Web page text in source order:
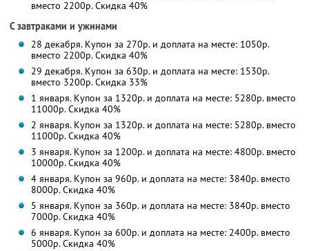
вместо 2200р. Скидка 40%
С завтраками и ужинами
28 декабря. Купон за 270р. и доплата на месте: 1050р.
вместо 2200р. Скидка 40%
29 декабря. Купон за 630р. и доплата на месте: 1530р.
вместо 3200р. Скидка 33%
1 января. Купон за 1320р. и доплата на месте: 5280р. вместо
11000р. Скидка 40%
2 января. Купон за 1320р. и доплата на месте: 5280р. вместо
11000р. Скидка 40%
3 января. Купон за 1200р. и доплата на месте: 4800р. вместо
10000р. Скидка 40%
4 января. Купон за 960р. и доплата на месте: 3840р. вместо
8000р. Скидка 40%
5 января. Купон за 360р. и доплата на месте: 3840р. вместо
7000р. Скидка 40%
6 января. Купон за 600р. и доплата на месте: 2400р. вместо
5000р. Скидка 40%